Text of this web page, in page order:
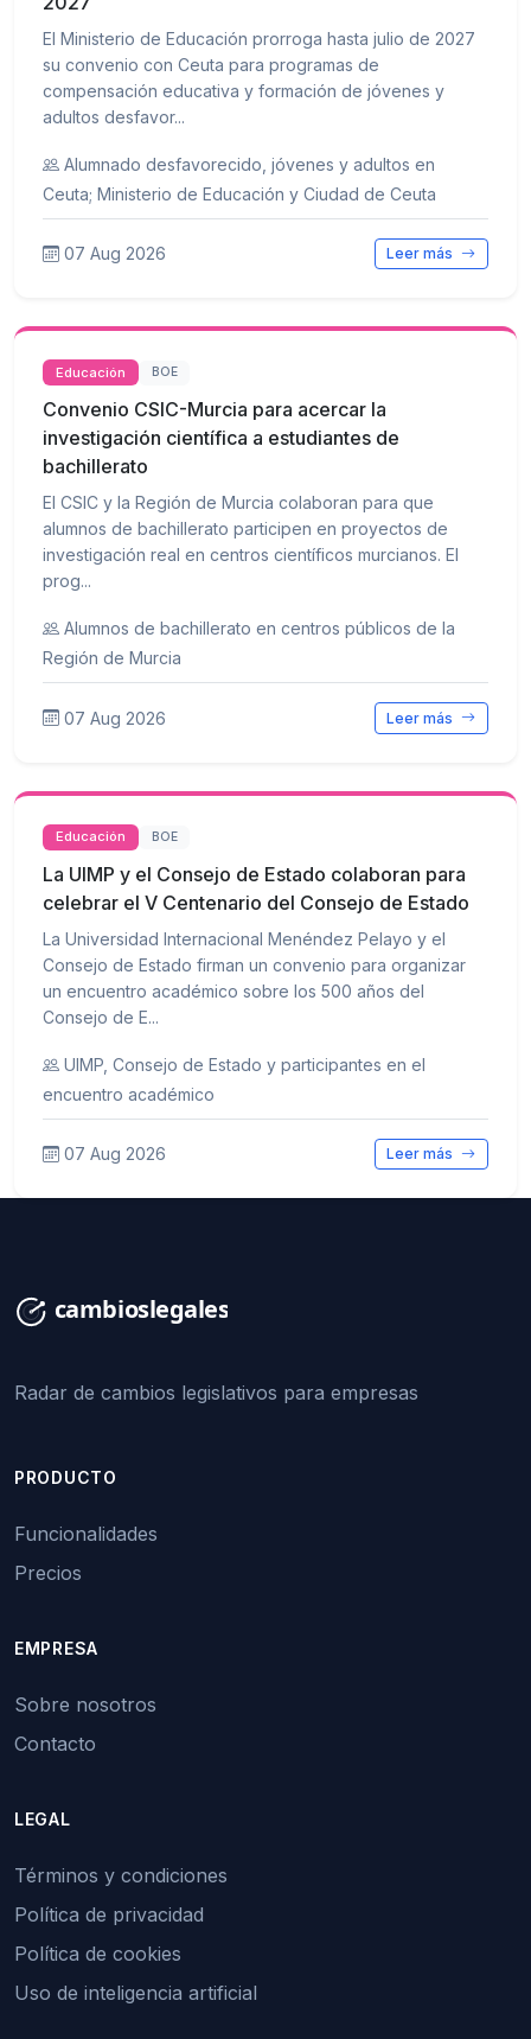
El Ministerio de Educación prorroga hasta julio de 2027
su convenio con Ceuta para programas de
compensación educativa y formación de jóvenes y
adultos desfavor...
Alumnado desfavorecido, jóvenes y adultos en
Ceuta; Ministerio de Educación y Ciudad de Ceuta
07 Aug 2026 Leer más
Educación BOE
Convenio CSIC-Murcia para acercar la
investigación científica a estudiantes de
bachillerato
El CSIC y la Región de Murcia colaboran para que
alumnos de bachillerato participen en proyectos de
investigación real en centros científicos murcianos. El
prog...
Alumnos de bachillerato en centros públicos de la
Región de Murcia
07 Aug 2026 Leer más
Educación BOE
La UIMP y el Consejo de Estado colaboran para
celebrar el V Centenario del Consejo de Estado
La Universidad Internacional Menéndez Pelayo y el
Consejo de Estado firman un convenio para organizar
un encuentro académico sobre los 500 años del
Consejo de E...
UIMP, Consejo de Estado y participantes en el
encuentro académico
07 Aug 2026 Leer más
Radar de cambios legislativos para empresas
PRODUCTO
Funcionalidades
Precios
EMPRESA
Sobre nosotros
Contacto
LEGAL
Términos y condiciones
Política de privacidad
Política de cookies
Uso de inteligencia artificial